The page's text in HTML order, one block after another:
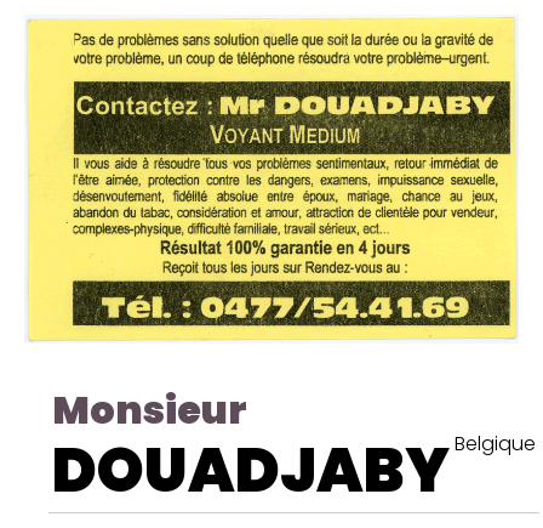
Monsieur
DOUADJABYBelgique